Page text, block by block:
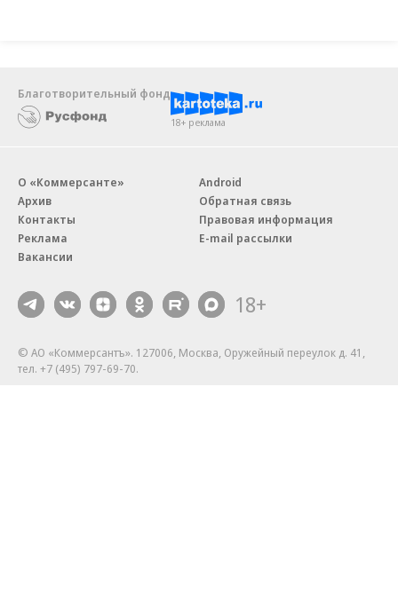
Благотворительный фонд
18+ реклама
О «Коммерсанте»
Архив
Контакты
Реклама
Вакансии
Android
Обратная связь
Правовая информация
E-mail рассылки
18+
© АО «Коммерсантъ». 127006, Москва, Оружейный переулок д. 41,
тел. +7 (495) 797-69-70.